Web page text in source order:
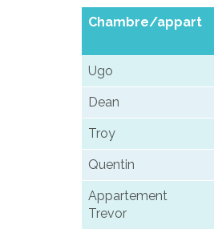
Chambre/appart
Ugo
Dean
Troy
Quentin
Appartement
Trevor